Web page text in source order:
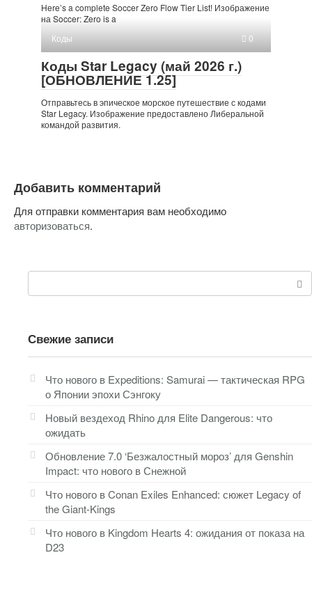
Here’s a complete Soccer Zero Flow Tier List! Изображение
на Soccer: Zero is a
Коды
0
Коды Star Legacy (май 2026 г.)
[ОБНОВЛЕНИЕ 1.25]
Отправьтесь в эпическое морское путешествие с кодами
Star Legacy. Изображение предоставлено Либеральной
командой развития.
Добавить комментарий
Для отправки комментария вам необходимо
авторизоваться.
Поиск:
Свежие записи
Что нового в Expeditions: Samurai — тактическая RPG
о Японии эпохи Сэнгоку
Новый вездеход Rhino для Elite Dangerous: что
ожидать
Обновление 7.0 ‘Безжалостный мороз’ для Genshin
Impact: что нового в Снежной
Что нового в Conan Exiles Enhanced: сюжет Legacy of
the Giant-Kings
Что нового в Kingdom Hearts 4: ожидания от показа на
D23